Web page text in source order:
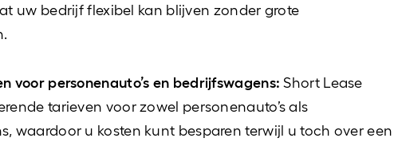
uw bedrijf flexibel kan blijven zonder grote
voor personenauto’s en bedrijfswagens: Short Lease
tarieven voor zowel personenauto’s als
waardoor u kosten kunt besparen terwijl u toch over een